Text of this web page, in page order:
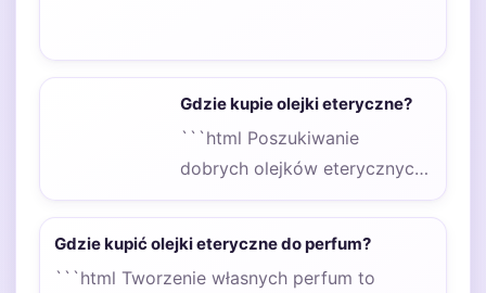
Gdzie kupie olejki eteryczne?
```html Poszukiwanie
dobrych olejków eterycznych
może być fascynującą
przez różnorodne kanały…
Gdzie kupić olejki eteryczne do perfum?
```html Tworzenie własnych perfum to